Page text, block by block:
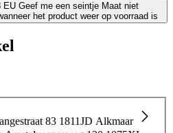
EU Geef me een seintje Maat niet
het product weer op voorraad is
83 1811JD Alkmaar